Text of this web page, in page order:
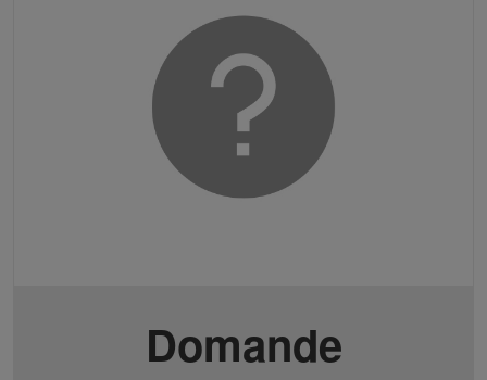
Domande